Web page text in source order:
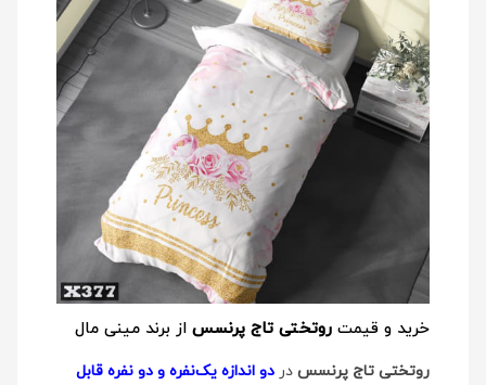
خرید و قیمت روتختی تاج پرنسس از برند مینی مال
روتختی تاج پرنسس در دو اندازه یک‌نفره و دو نفره قابل